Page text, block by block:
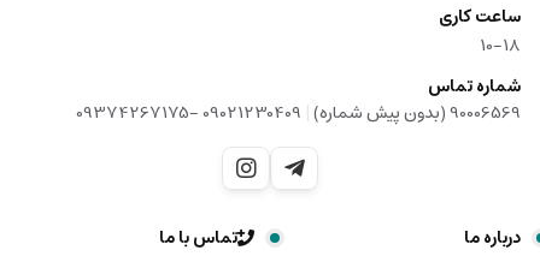
ساعت کاری
10-18
شماره تماس
90006569 (بدون پیش شماره)
|
09021230409 -09374267175
درباره ما تماس با ما